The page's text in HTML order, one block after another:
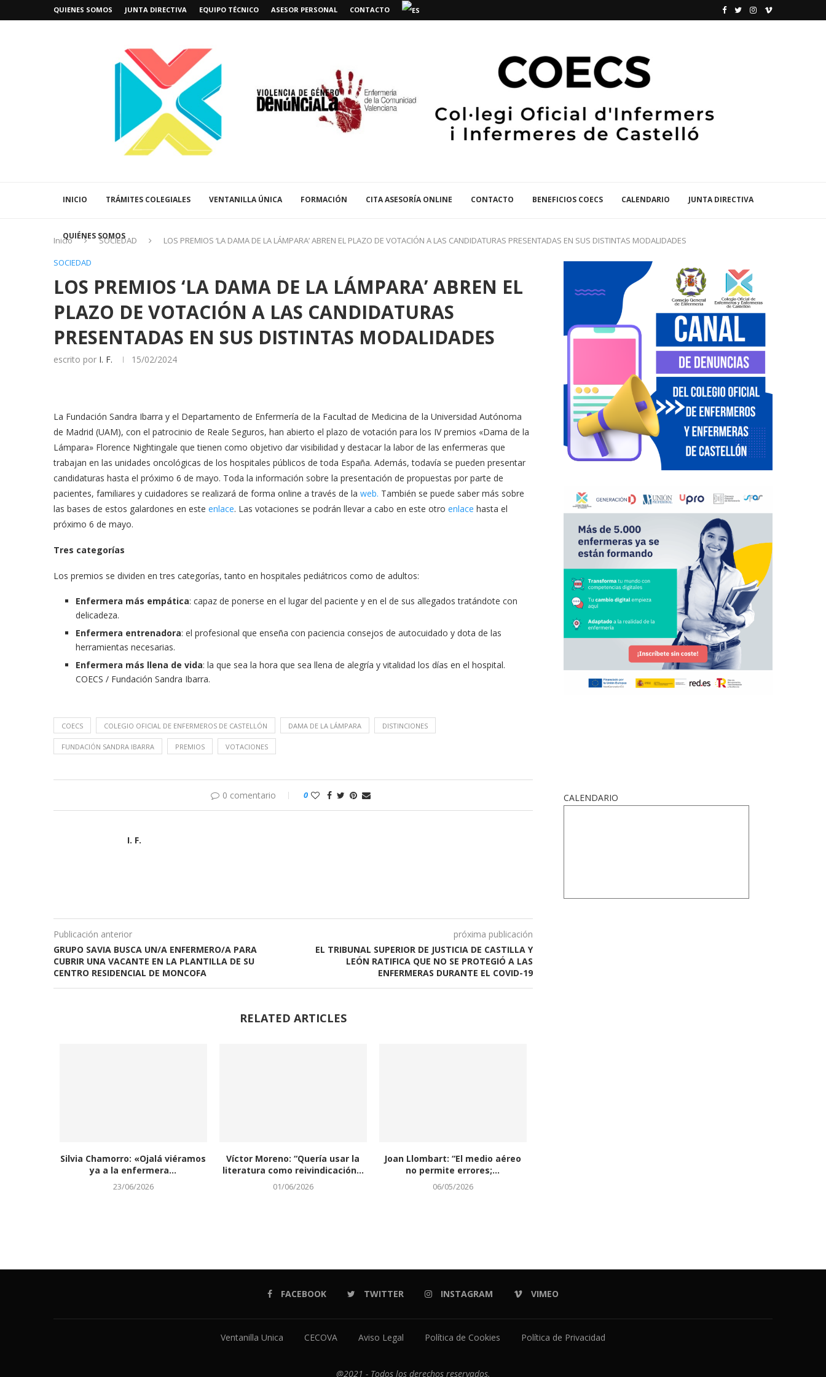
QUIENES SOMOS JUNTA DIRECTIVA EQUIPO TÉCNICO ASESOR PERSONAL CONTACTO
INICIO TRÁMITES COLEGIALES VENTANILLA ÚNICA FORMACIÓN CITA ASESORÍA ONLINE CONTACTO BENEFICIOS COECS CALENDARIO JUNTA DIRECTIVA
QUIÉNES SOMOS
Inicio SOCIEDAD
LOS PREMIOS ‘LA DAMA DE LA LÁMPARA’ ABREN EL PLAZO DE VOTACIÓN A LAS CANDIDATURAS PRESENTADAS EN SUS DISTINTAS MODALIDADES
SOCIEDAD
LOS PREMIOS ‘LA DAMA DE LA LÁMPARA’ ABREN EL
PLAZO DE VOTACIÓN A LAS CANDIDATURAS
PRESENTADAS EN SUS DISTINTAS MODALIDADES
escrito por I. F. 15/02/2024
La Fundación Sandra Ibarra y el Departamento de Enfermería de la Facultad de Medicina de la Universidad Autónoma
de Madrid (UAM), con el patrocinio de Reale Seguros, han abierto el plazo de votación para los IV premios «Dama de la
Lámpara» Florence Nightingale que tienen como objetivo dar visibilidad y destacar la labor de las enfermeras que
trabajan en las unidades oncológicas de los hospitales públicos de toda España. Además, todavía se pueden presentar
candidaturas hasta el próximo 6 de mayo. Toda la información sobre la presentación de propuestas por parte de
pacientes, familiares y cuidadores se realizará de forma online a través de la web. También se puede saber más sobre
las bases de estos galardones en este enlace. Las votaciones se podrán llevar a cabo en este otro enlace hasta el
próximo 6 de mayo.
Tres categorías
Los premios se dividen en tres categorías, tanto en hospitales pediátricos como de adultos:
Enfermera más empática: capaz de ponerse en el lugar del paciente y en el de sus allegados tratándote con
delicadeza.
Enfermera entrenadora: el profesional que enseña con paciencia consejos de autocuidado y dota de las
herramientas necesarias.
Enfermera más llena de vida: la que sea la hora que sea llena de alegría y vitalidad los días en el hospital.
COECS / Fundación Sandra Ibarra.
COECS COLEGIO OFICIAL DE ENFERMEROS DE CASTELLÓN DAMA DE LA LÁMPARA DISTINCIONES
FUNDACIÓN SANDRA IBARRA PREMIOS VOTACIONES
0 comentario 0
I. F.
Publicación anterior
GRUPO SAVIA BUSCA UN/A ENFERMERO/A PARA
CUBRIR UNA VACANTE EN LA PLANTILLA DE SU
CENTRO RESIDENCIAL DE MONCOFA
próxima publicación
EL TRIBUNAL SUPERIOR DE JUSTICIA DE CASTILLA Y
LEÓN RATIFICA QUE NO SE PROTEGIÓ A LAS
ENFERMERAS DURANTE EL COVID-19
RELATED ARTICLES
Silvia Chamorro: «Ojalá viéramos
ya a la enfermera...
23/06/2026
Víctor Moreno: “Quería usar la
literatura como reivindicación...
01/06/2026
Joan Llombart: “El medio aéreo
no permite errores;...
06/05/2026
CALENDARIO
FACEBOOK TWITTER INSTAGRAM VIMEO
Ventanilla Unica CECOVA Aviso Legal Política de Cookies Política de Privacidad
@2021 - Todos los derechos reservados.